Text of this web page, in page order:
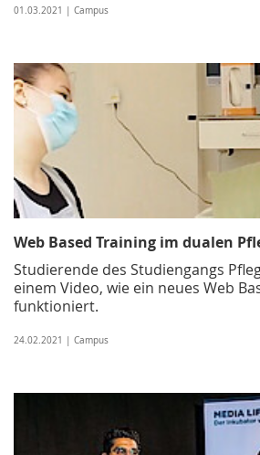
01.03.2021 | Campus
Web Based Training im dualen
Studierende des Studiengangs
einem Video, wie ein neues Web
funktioniert.
24.02.2021 | Campus